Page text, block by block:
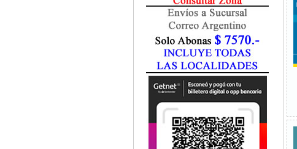
Gastroenterología
Geriatría
Ginecología / Obstetricia
Hematología
Histología
Homeopatía
Infectología
Inmunología
Instrumentación Quirurgica